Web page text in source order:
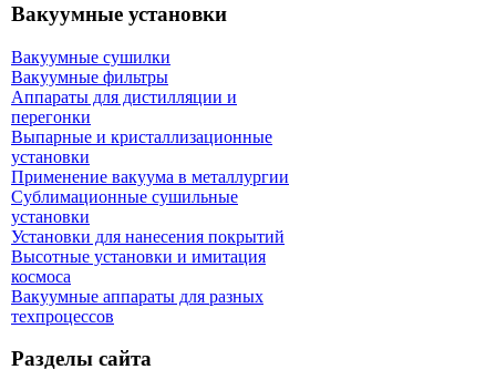
Вакуумные установки
Вакуумные сушилки
Вакуумные фильтры
Аппараты для дистилляции и
перегонки
Выпарные и кристаллизационные
установки
Применение вакуума в металлургии
Сублимационные сушильные
установки
Установки для нанесения покрытий
Высотные установки и имитация
космоса
Вакуумные аппараты для разных
техпроцессов
Разделы сайта